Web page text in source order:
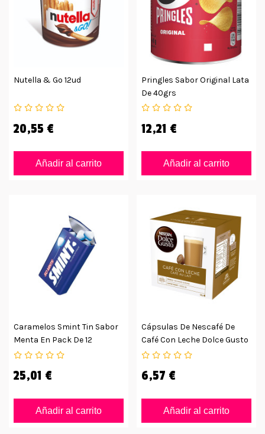
Nutella & Go 12ud
20,55 €
Añadir al carrito
Pringles Sabor Original Lata
De 40grs
12,21 €
Añadir al carrito
Caramelos Smint Tin Sabor
Menta En Pack De 12
Unidades
25,01 €
Añadir al carrito
Cápsulas De Nescafé De
Café Con Leche Dolce Gusto
6,57 €
Añadir al carrito